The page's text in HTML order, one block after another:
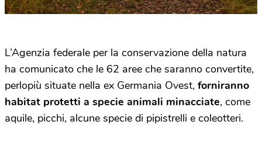
L’Agenzia federale per la conservazione della natura
ha comunicato che le 62 aree che saranno convertite,
perlopiù situate nella ex Germania Ovest, forniranno
habitat protetti a specie animali minacciate, come
aquile, picchi, alcune specie di pipistrelli e coleotteri.